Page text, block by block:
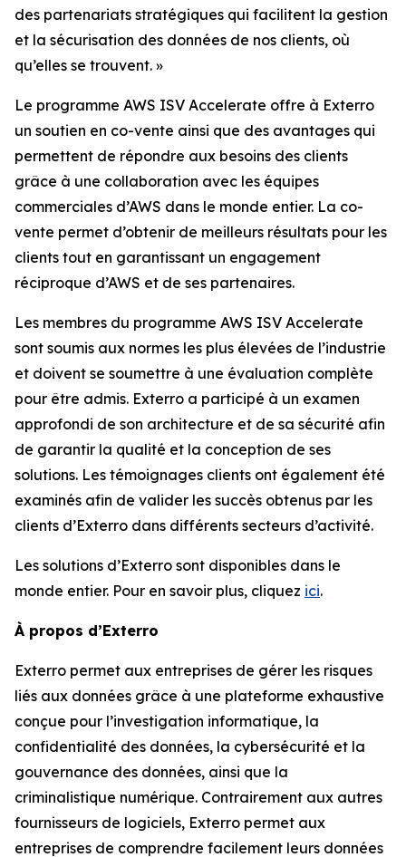
des partenariats stratégiques qui facilitent la gestion
et la sécurisation des données de nos clients, où
qu’elles se trouvent. »
Le programme AWS ISV Accelerate offre à Exterro
un soutien en co-vente ainsi que des avantages qui
permettent de répondre aux besoins des clients
grâce à une collaboration avec les équipes
commerciales d’AWS dans le monde entier. La co-
vente permet d’obtenir de meilleurs résultats pour les
clients tout en garantissant un engagement
réciproque d’AWS et de ses partenaires.
Les membres du programme AWS ISV Accelerate
sont soumis aux normes les plus élevées de l’industrie
et doivent se soumettre à une évaluation complète
pour être admis. Exterro a participé à un examen
approfondi de son architecture et de sa sécurité afin
de garantir la qualité et la conception de ses
solutions. Les témoignages clients ont également été
examinés afin de valider les succès obtenus par les
clients d’Exterro dans différents secteurs d’activité.
Les solutions d’Exterro sont disponibles dans le
monde entier. Pour en savoir plus, cliquez ici.
À propos d’Exterro
Exterro permet aux entreprises de gérer les risques
liés aux données grâce à une plateforme exhaustive
conçue pour l’investigation informatique, la
confidentialité des données, la cybersécurité et la
gouvernance des données, ainsi que la
criminalistique numérique. Contrairement aux autres
fournisseurs de logiciels, Exterro permet aux
entreprises de comprendre facilement leurs données